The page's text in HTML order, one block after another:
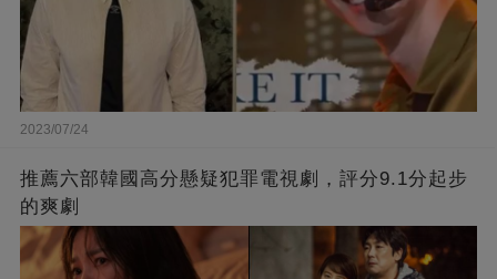
2023/07/24
推薦六部韓國高分懸疑犯罪電視劇，評分9.1分起步
的爽劇